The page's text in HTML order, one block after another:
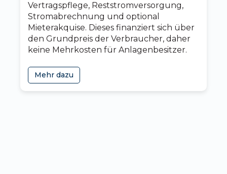
Vertragspflege, Reststromversorgung,
Stromabrechnung und optional
Mieterakquise. Dieses finanziert sich über
den Grundpreis der Verbraucher, daher
keine Mehrkosten für Anlagenbesitzer.
Mehr dazu